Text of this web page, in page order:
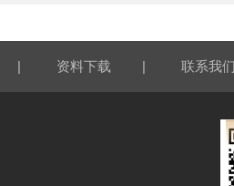
| 资料下载 | 联系我们